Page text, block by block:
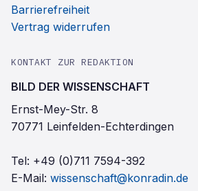
Barrierefreiheit
Vertrag widerrufen
KONTAKT ZUR REDAKTION
BILD DER WISSENSCHAFT
Ernst-Mey-Str. 8
70771 Leinfelden-Echterdingen
Tel: +49 (0)711 7594-392
E-Mail: wissenschaft@konradin.de